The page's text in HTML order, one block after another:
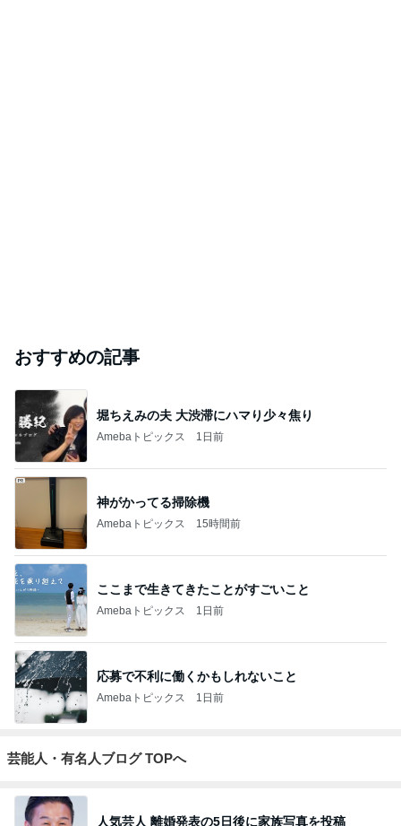
おすすめの記事
堀ちえみの夫 大渋滞にハマり少々焦り
Amebaトピックス 1日前
神がかってる掃除機
Amebaトピックス 15時間前
ここまで生きてきたことがすごいこと
Amebaトピックス 1日前
応募で不利に働くかもしれないこと
Amebaトピックス 1日前
芸能人・有名人ブログ TOPへ
人気芸人 離婚発表の5日後に家族写真を投稿